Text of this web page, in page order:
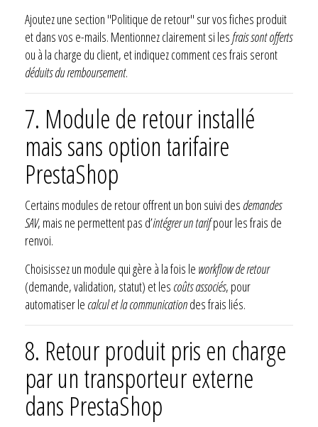
Ajoutez une section "Politique de retour" sur vos fiches produit
et dans vos e-mails. Mentionnez clairement si lesfrais sont offerts
ou à la charge du client, et indiquez comment ces frais seront
déduits du remboursement.
7. Module de retour installé
mais sans option tarifaire
PrestaShop
Certains modules de retour offrent un bon suivi des demandes
SAV, mais ne permettent pas d’intégrer un tarifpour les frais de
renvoi.
Choisissez un module qui gère à la fois le workflow de retour
(demande, validation, statut) et les coûts associés, pour
automatiser le calcul et la communicationdes frais liés.
8. Retour produit pris en charge
par un transporteur externe
dans PrestaShop